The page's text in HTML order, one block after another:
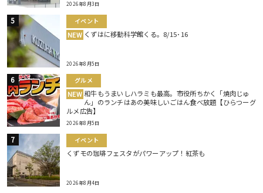
2026年8月3日
イベント
NEW くずはに移動科学館くる。8/15･16
2026年8月5日
グルメ
NEW 和牛もうまいしハラミも最高。市役所ちかく「焼肉じゅ
ん」のランチはあの美味しいごはん食べ放題【ひらつーグ
ルメ広告】
2026年8月5日
イベント
くずモの珈琲フェスタがパワーアップ！紅茶も
2026年8月4日